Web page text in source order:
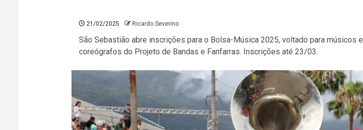
21/02/2025 Ricardo Severino
São Sebastião abre inscrições para o Bolsa-Música 2025, voltado para músicos e
coreógrafos do Projeto de Bandas e Fanfarras. Inscrições até 23/03.